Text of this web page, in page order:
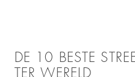
DE 10 BESTE
TER WERELD